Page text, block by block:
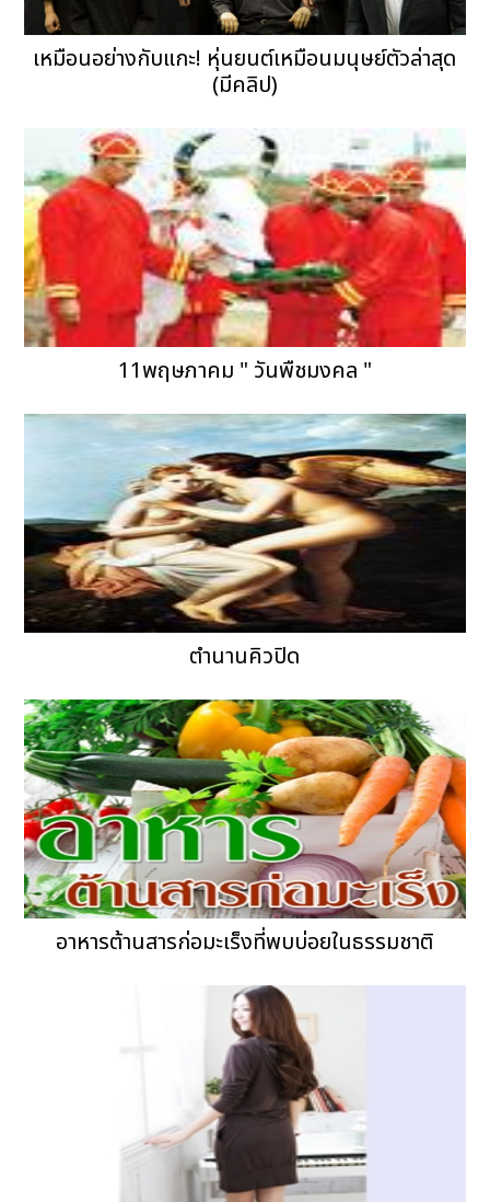
เหมือนอย่างกับแกะ! หุ่นยนต์เหมือนมนุษย์ตัวล่าสุด
(มีคลิป)
11พฤษภาคม " วันพืชมงคล "
ตำนานคิวปิด
อาหารต้านสารก่อมะเร็งที่พบบ่อยในธรรมชาติ